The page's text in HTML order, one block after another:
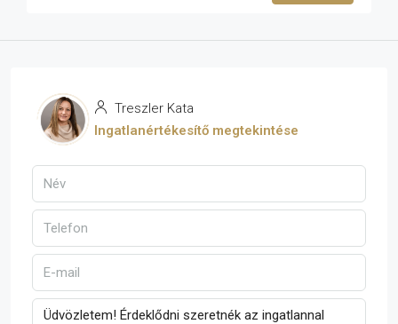
Treszler Kata
Ingatlanértékesítő megtekintése